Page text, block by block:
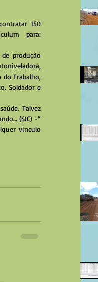
150
para:
produção
do Trabalho,
Soldador e
Talvez
(SIC) -“
vinculo